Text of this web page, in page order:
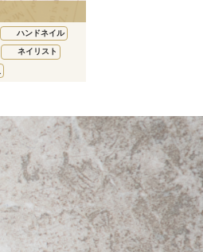
ハンドネイル
ネイリスト